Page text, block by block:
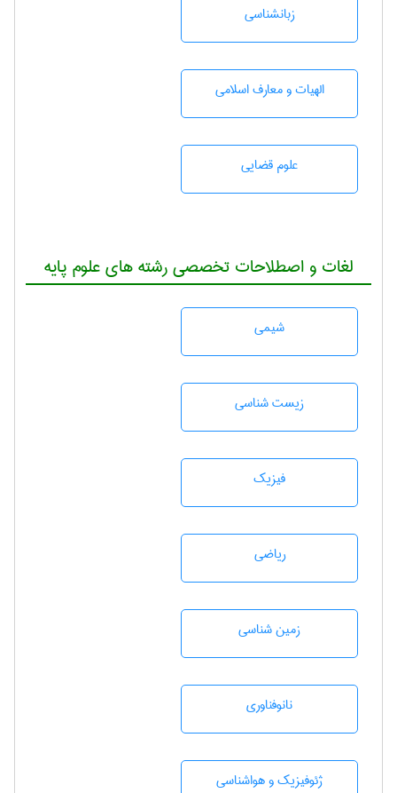
زبانشناسی
الهیات و معارف اسلامی
علوم قضایی
لغات و اصطلاحات تخصصی رشته های علوم پایه
شيمی
زيست شناسی
فیزیک
رياضی
زمين شناسی
نانوفناوری
ژئوفيزيك و هواشناسی